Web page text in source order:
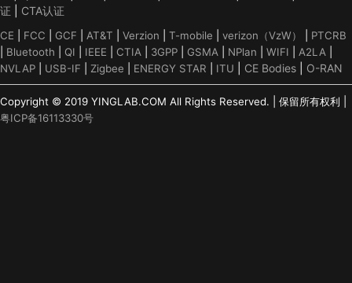
证
CTA认证
CE FCC GCF AT&T Verzion T-mobile verizon（VzW）
PTCRB
Bluetooth QI IEEE CTIA 3GPP GSMA NPlan WIFI A2LA
NVLAP
USB-IF Zigbee ENERGY STAR ITU CE Bodies O-RAN
Copyright © 2019 YINGLAB.COM All Rights Reserved. | 保留所有权利 |
粤ICP备16113330号